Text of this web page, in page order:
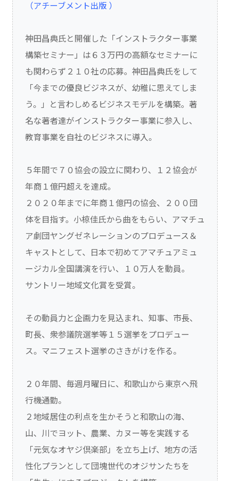
（アチーブメント出版 ）
神田昌典氏と開催した「インストラクター事業
構築セミナー」は６３万円の高額なセミナーに
も関わらず２１０社の応募。神田昌典氏をして
「今までの優良ビジネスが、幼稚に思えてしま
う。」と言わしめるビジネスモデルを構築。著
名な著者達がインストラクター事業に参入し、
教育事業を自社のビジネスに導入。
５年間で７０協会の設立に関わり、１２協会が
年商１億円超えを達成。
２０２０年までに年商１億円の協会、２００団
体を目指す。小椋佳氏から曲をもらい、アマチュ
ア劇団ヤングゼネレーションのプロデュース＆
キャストとして、日本で初めてアマチュアミュ
ージカル全国講演を行い、１０万人を動員。
サントリー地域文化賞を受賞。
その動員力と企画力を見込まれ、知事、市長、
町長、衆参議院選挙等１５選挙をプロデュー
ス。マニフェスト選挙のさきがけを作る。
２０年間、毎週月曜日に、和歌山から東京へ飛
行機通勤。
２地域居住の利点を生かそうと和歌山の海、
山、川でヨット、農業、カヌー等を実践する
「元気なオヤジ倶楽部」を立ち上げ、地方の活
性化プランとして団塊世代のオジサンたちを